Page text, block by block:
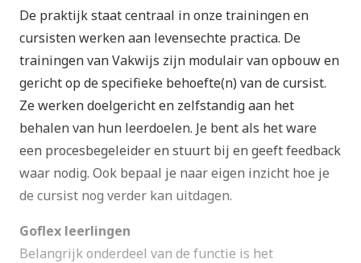
De praktijk staat centraal in onze trainingen en
cursisten werken aan levensechte practica. De
trainingen van Vakwijs zijn modulair van opbouw en
gericht op de specifieke behoefte(n) van de cursist.
Ze werken doelgericht en zelfstandig aan het
behalen van hun leerdoelen. Je bent als het ware
een procesbegeleider en stuurt bij en geeft feedback
waar nodig. Ook bepaal je naar eigen inzicht hoe je
de cursist nog verder kan uitdagen.
Goflex leerlingen
Belangrijk onderdeel van de functie is het